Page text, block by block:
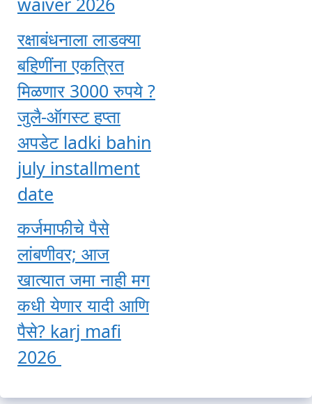
रक्षाबंधनाला लाडक्या
बहिणींना एकत्रित
मिळणार 3000 रुपये ?
जुलै-ऑगस्ट हप्ता
अपडेट ladki bahin
july installment
date
कर्जमाफीचे पैसे
लांबणीवर; आज
खात्यात जमा नाही मग
कधी येणार यादी आणि
पैसे? karj mafi
2026